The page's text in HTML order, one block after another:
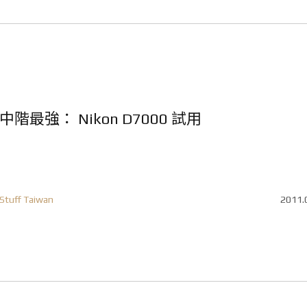
中階最強： Nikon D7000 試用
Stuff Taiwan